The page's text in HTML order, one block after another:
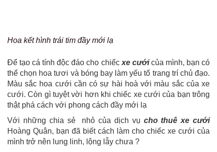
Hoa kết hình trái tim đầy mới lạ
Để tạo cá tính độc đáo cho chiếc xe cướicủa mình, bạn có
thể chọn hoa tươi và bóng bay làm yếu tố trang trí chủ đạo.
Màu sắc hoa cưới cần có sự hài hoà với màu sắc của xe
cưới. Còn gì tuyệt vời hơn khi chiếc xe cưới của bạn trông
thật phá cách với phong cách đầy mới lạ
Với những chia sẻ nhỏ của dịch vụ cho thuê xe cưới
Hoàng Quân, bạn đã biết cách làm cho chiếc xe cưới của
mình trở nên lung linh, lộng lẫy chưa ?